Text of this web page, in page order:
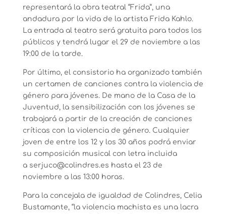
representará la obra teatral “Frida”, una
andadura por la vida de la artista Frida Kahlo.
La entrada al teatro será gratuita para todos los
públicos y tendrá lugar el 29 de noviembre a las
19:00 de la tarde.
Por último, el consistorio ha organizado también
un certamen de canciones contra la violencia de
género para jóvenes. De mano de la Casa de la
Juventud, la sensibilización con los jóvenes se
trabajará a partir de la creación de canciones
críticas con la violencia de género. Cualquier
joven de entre los 12 y los 30 años podrá enviar
su composición musical con letra incluida
a serjuco@colindres.es hasta el 23 de
noviembre a las 13:00 horas.
Para la concejala de igualdad de Colindres, Celia
Bustamante, “la violencia machista es una lacra